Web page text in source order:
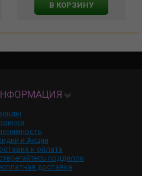
В КОРЗИНУ
и Акции
и оплата
подделок
доставка